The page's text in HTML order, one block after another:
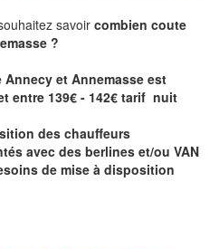
savoir combien coute
?
et Annemasse est
entre 139€ - 142€ tarif nuit
des chauffeurs
avec des berlines et/ou VAN
de mise à disposition